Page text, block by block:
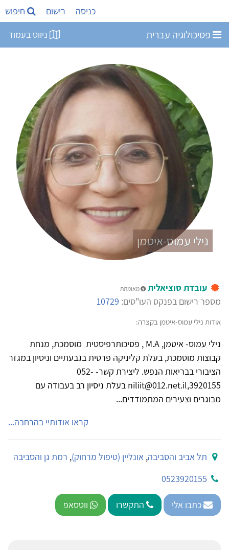
כניסה רישום חיפוש
פסיכולוגיה עברית ניווט בעמוד
נילי עמוס-איטמן
עובדת סוציאלית מאומתת
מספר רישום בפנקס העו"סים: 10729
אודות נילי עמוס-איטמן בקצרה:
נילי עמוס- איטמן, M.A , פסיכותרפיסטית מוסמכת, מנחת
קבוצות מוסמכת, בעלת קליניקה פרטית בגבעתיים וניסיון במגזר
הציבורי בבריאות הנפש. ליצירת קשר- 052-
3920155,niliit@012.net.il בעלת ניסיון רב בעבודה עם
מבוגרים וצעירים המתמודדים...
קראו אודותיי בהרחבה...
תל אביב והסביבה,אונליין (טיפול מרחוק), רמת גן והסביבה
0523920155
כתבו אלי התקשרו ווטסאפ